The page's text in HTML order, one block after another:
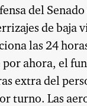
del
de baja
las 24
ahora, el
extra del
turno. Las